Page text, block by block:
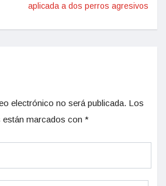
aplicada a dos perros agresivos
electrónico no será publicada. Los
marcados con *